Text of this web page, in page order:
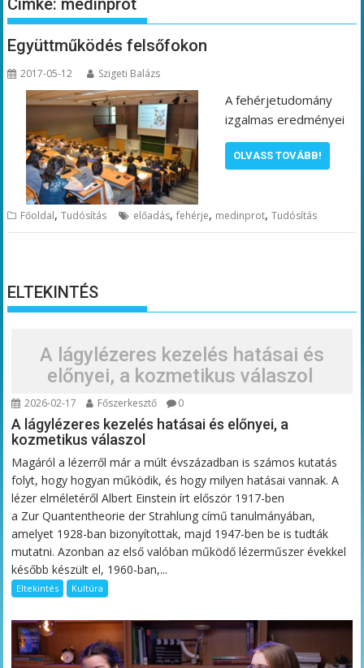
Címke: medinprot
Együttműködés felsőfokon
2017-05-12 Szigeti Balázs
A fehérjetudomány
izgalmas eredményei
OLVASS TOVÁBB!
Főoldal,Tudósítás előadás,fehérje, medinprot,Tudósítás
ELTEKINTÉS
A lágylézeres kezelés hatásai és
előnyei, a kozmetikus válaszol
2026-02-17 Főszerkesztő 0
A lágylézeres kezelés hatásai és előnyei, a
kozmetikus válaszol
Magáról a lézerről már a múlt évszázadban is számos kutatás
folyt, hogy hogyan működik, és hogy milyen hatásai vannak. A
lézer elméletéről Albert Einstein írt először 1917-ben
a Zur Quantentheorie der Strahlung című tanulmányában,
amelyet 1928-ban bizonyítottak, majd 1947-ben be is tudták
mutatni. Azonban az első valóban működő lézerműszer évekkel
később készült el, 1960-ban,...
Eltekintés Kultúra